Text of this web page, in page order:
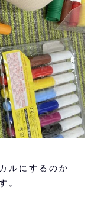
ルにするのか
。